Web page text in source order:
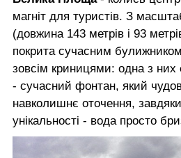
магніт для туристів. З
(довжина 143 метрів і 93
покрита сучасним
зовсім криницями: одна з них
- сучасний фонтан, який
навколишнє оточення, завдяки
унікальності - вода просто